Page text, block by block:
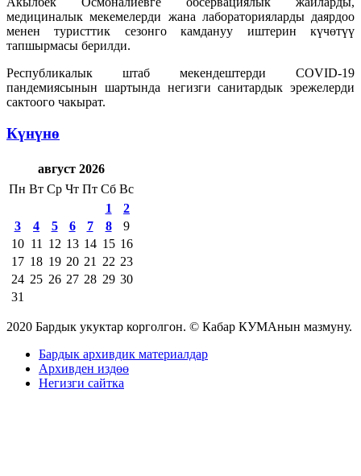
медициналык мекемелерди жана лабораторияларды даярдоо
менен туристтик сезонго камдануу иштерин күчөтүү
тапшырмасы берилди.
Республикалык штаб мекендештерди COVID-19
пандемиясынын шартында негизги санитардык эрежелерди
сактоого чакырат.
Күнүнө
август 2026
Пн Вт Ср Чт Пт Сб Вс
1
2
3
4 5 6 7 8
9
10 11 12 13 14 15 16
17 18 19 20 21 22 23
24 25 26 27 28 29 30
31
2020 Бардык укуктар корголгон. © Кабар КУМАнын мазмуну.
Бардык архивдик материалдар
Архивден издөө
Негизги сайтка